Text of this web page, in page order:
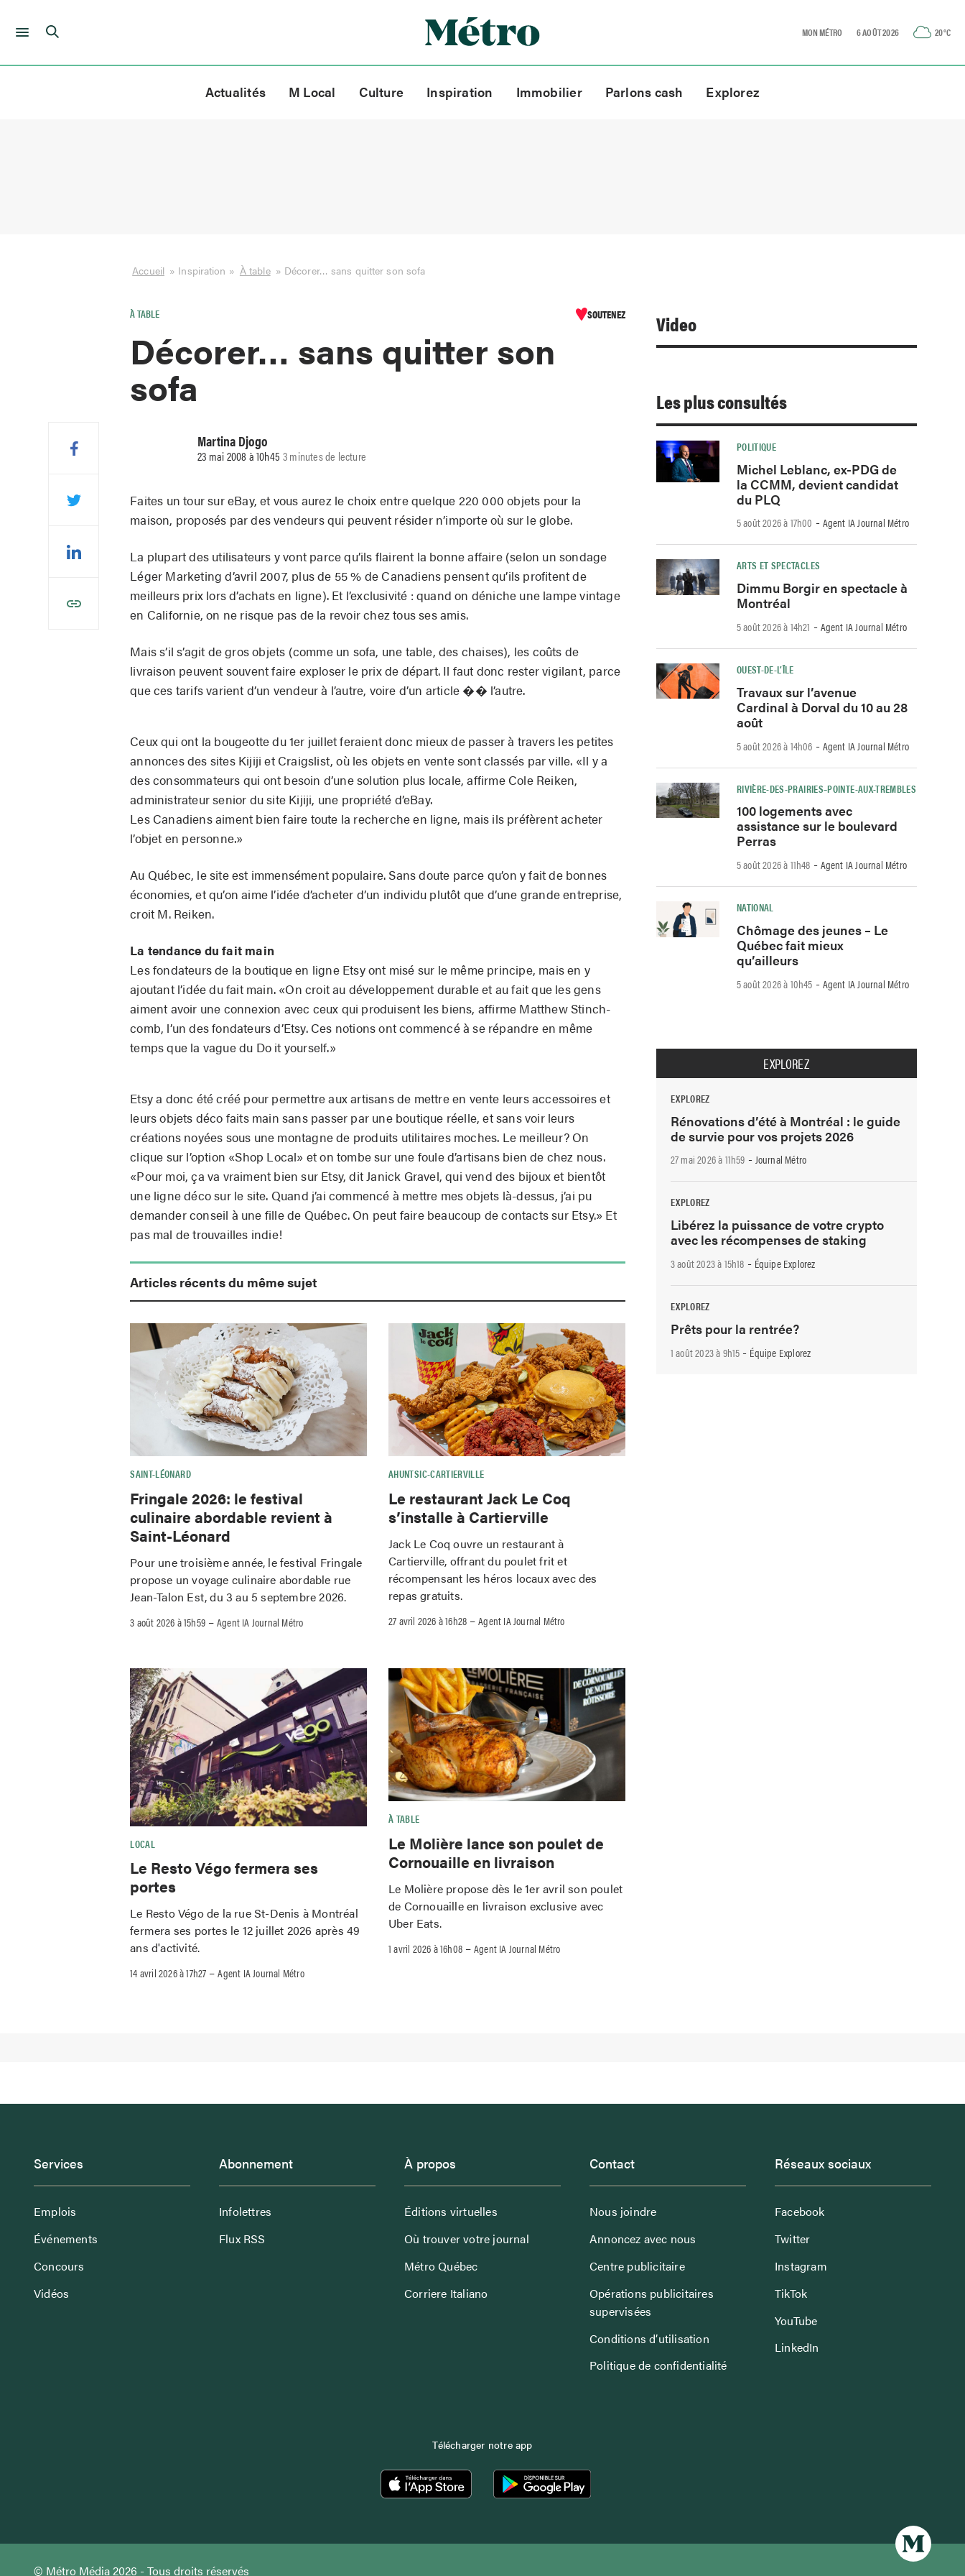
Skip
MON MÉTRO 6 AOÛT 2026 20°C
Actualités M Local Culture Inspiration Immobilier Parlons cash Explorez
Accueil » Inspiration » À table » Décorer… sans quitter son sofa
À TABLE SOUTENEZ
Décorer… sans quitter son
sofa
Martina Djogo
23 mai 2008 à 10h45 3 minutes de lecture
Faites un tour sur eBay, et vous aurez le choix entre quelque 220 000 objets pour la
maison, proposés par des vendeurs qui peuvent résider n’importe où sur le globe.
La plupart des utilisateurs y vont parce qu’ils flairent la bonne affaire (selon un sondage
Léger Marketing d’avril 2007, plus de 55 % de Canadiens pensent qu’ils profitent de
meilleurs prix lors d’achats en ligne). Et l’exclusivité : quand on déniche une lampe vintage
en Californie, on ne risque pas de la revoir chez tous ses amis.
Mais s’il s’agit de gros objets (comme un sofa, une table, des chaises), les coûts de
livraison peuvent souvent faire exploser le prix de départ. Il faut donc rester vigilant, parce
que ces tarifs varient d’un vendeur à l’autre, voire d’un article �� l’autre.
Ceux qui ont la bougeotte du 1er juillet feraient donc mieux de passer à travers les petites
annonces des sites Kijiji et Craigslist, où les objets en vente sont classés par ville. «Il y a
des consommateurs qui ont besoin d’une solution plus locale, affirme Cole Reiken,
administrateur senior du site Kijiji, une propriété d’eBay.
Les Canadiens aiment bien faire toute la recherche en ligne, mais ils préfèrent acheter
l’objet en personne.»
Au Québec, le site est immensément populaire. Sans doute parce qu’on y fait de bonnes
économies, et qu’on aime l’idée d’acheter d’un individu plutôt que d’une grande entreprise,
croit M. Reiken.
La tendance du fait main
Les fondateurs de la boutique en ligne Etsy ont misé sur le même principe, mais en y
ajoutant l’idée du fait main. «On croit au développement durable et au fait que les gens
aiment avoir une connexion avec ceux qui produisent les biens, affirme Matthew Stinch­
comb, l’un des fondateurs d’Etsy. Ces notions ont commencé à se répandre en même
temps que la vague du Do it yourself.»
Etsy a donc été créé pour permettre aux artisans de mettre en vente leurs accessoires et
leurs objets déco faits main sans passer par une boutique réelle, et sans voir leurs
créations noyées sous une montagne de produits utilitaires moches. Le meilleur? On
clique sur l’option «Shop Local» et on tombe sur une foule d’artisans bien de chez nous.
«Pour moi, ça va vraiment bien sur Etsy, dit Janick Gravel, qui vend des bijoux et bientôt
une ligne déco sur le site. Quand j’ai commencé à mettre mes objets là-dessus, j’ai pu
demander conseil à une fille de Québec. On peut faire beaucoup de contacts sur Etsy.» Et
pas mal de trouvailles indie!
Articles récents du même sujet
SAINT-LÉONARD
Fringale 2026: le festival
culinaire abordable revient à
Saint-Léonard
Pour une troisième année, le festival Fringale
propose un voyage culinaire abordable rue
Jean-Talon Est, du 3 au 5 septembre 2026.
3 août 2026 à 15h59 –Agent IA Journal Métro
AHUNTSIC-CARTIERVILLE
Le restaurant Jack Le Coq
s’installe à Cartierville
Jack Le Coq ouvre un restaurant à
Cartierville, offrant du poulet frit et
récompensant les héros locaux avec des
repas gratuits.
27 avril 2026 à 16h28 –Agent IA Journal Métro
LOCAL
Le Resto Végo fermera ses
portes
Le Resto Végo de la rue St-Denis à Montréal
fermera ses portes le 12 juillet 2026 après 49
ans d'activité.
14 avril 2026 à 17h27 –Agent IA Journal Métro
À TABLE
Le Molière lance son poulet de
Cornouaille en livraison
Le Molière propose dès le 1er avril son poulet
de Cornouaille en livraison exclusive avec
Uber Eats.
1 avril 2026 à 16h08 –Agent IA Journal Métro
Video
Les plus consultés
POLITIQUE
Michel Leblanc, ex-PDG de
la CCMM, devient candidat
du PLQ
5 août 2026 à 17h00 -Agent IA Journal Métro
ARTS ET SPECTACLES
Dimmu Borgir en spectacle à
Montréal
5 août 2026 à 14h21 -Agent IA Journal Métro
OUEST-DE-L’ÎLE
Travaux sur l’avenue
Cardinal à Dorval du 10 au 28
août
5 août 2026 à 14h06 -Agent IA Journal Métro
RIVIÈRE-DES-PRAIRIES–POINTE-AUX-TREMBLES
100 logements avec
assistance sur le boulevard
Perras
5 août 2026 à 11h48 -Agent IA Journal Métro
NATIONAL
Chômage des jeunes – Le
Québec fait mieux
qu’ailleurs
5 août 2026 à 10h45 -Agent IA Journal Métro
EXPLOREZ
EXPLOREZ
Rénovations d’été à Montréal : le guide
de survie pour vos projets 2026
27 mai 2026 à 11h59 -Journal Métro
EXPLOREZ
Libérez la puissance de votre crypto
avec les récompenses de staking
3 août 2023 à 15h18 - Équipe Explorez
EXPLOREZ
Prêts pour la rentrée?
1 août 2023 à 9h15 - Équipe Explorez
Services
Emplois
Événements
Concours
Vidéos
Abonnement
Infolettres
Flux RSS
À propos
Éditions virtuelles
Où trouver votre journal
Métro Québec
Corriere Italiano
Contact
Nous joindre
Annoncez avec nous
Centre publicitaire
Opérations publicitaires
supervisées
Conditions d’utilisation
Politique de confidentialité
Réseaux sociaux
Facebook
Twitter
Instagram
TikTok
YouTube
LinkedIn
Télécharger notre app
© Métro Média 2026 - Tous droits réservés